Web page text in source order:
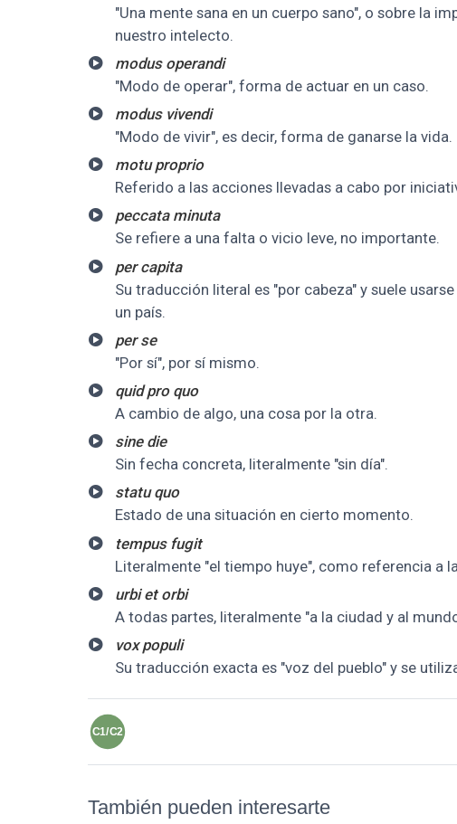
"Una mente sana en un cuerpo sano", o sobre la
nuestro intelecto.
modus operandi
"Modo de operar", forma de actuar en un caso.
modus vivendi
"Modo de vivir", es decir, forma de ganarse la vida.
motu proprio
Referido a las acciones llevadas a cabo por
peccata minuta
Se refiere a una falta o vicio leve, no importante.
per capita
Su traducción literal es "por cabeza" y suele
un país.
per se
"Por sí", por sí mismo.
quid pro quo
A cambio de algo, una cosa por la otra.
sine die
Sin fecha concreta, literalmente "sin día".
statu quo
Estado de una situación en cierto momento.
tempus fugit
Literalmente "el tiempo huye", como referencia a
urbi et orbi
A todas partes, literalmente "a la ciudad y al
vox populi
Su traducción exacta es "voz del pueblo" y se
C1/C2
También pueden interesarte